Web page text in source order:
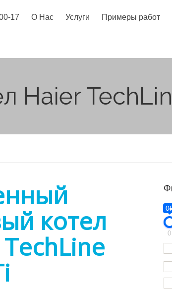
17 О Нас Услуги Примеры работ
Haier
котел
0